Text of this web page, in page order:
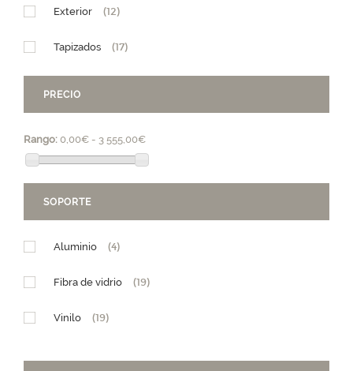
Exterior (12)
Tapizados (17)
PRECIO
Rango: 0,00€ - 3 555,00€
SOPORTE
Aluminio (4)
Fibra de vidrio (19)
Vinilo (19)